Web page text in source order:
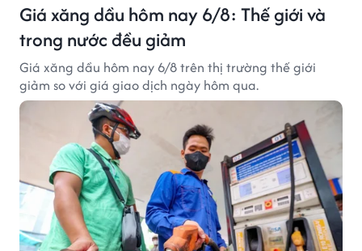
Giá xăng dầu hôm nay 6/8: Thế giới và
trong nước đều giảm
Giá xăng dầu hôm nay 6/8 trên thị trường thế giới
giảm so với giá giao dịch ngày hôm qua.